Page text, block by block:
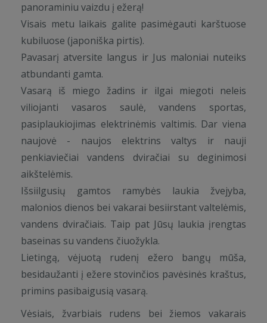
panoraminiu vaizdu į ežerą!
Visais metu laikais galite pasimėgauti karštuose
kubiluose (japoniška pirtis).
Pavasarį atversite langus ir Jus maloniai nuteiks
atbundanti gamta.
Vasarą iš miego žadins ir ilgai miegoti neleis
viliojanti vasaros saulė, vandens sportas,
pasiplaukiojimas elektrinėmis valtimis. Dar viena
naujovė - naujos elektrins valtys ir nauji
penkiaviečiai vandens dviračiai su deginimosi
aikštelėmis.
Išsiilgusių gamtos ramybės laukia žvejyba,
malonios dienos bei vakarai besiirstant valtelėmis,
vandens dviračiais. Taip pat Jūsų laukia įrengtas
baseinas su vandens čiuožykla.
Lietingą, vėjuotą rudenį ežero bangų mūša,
besidaužanti į ežere stovinčios pavėsinės kraštus,
primins pasibaigusią vasarą.
Vėsiais, žvarbiais rudens bei žiemos vakarais